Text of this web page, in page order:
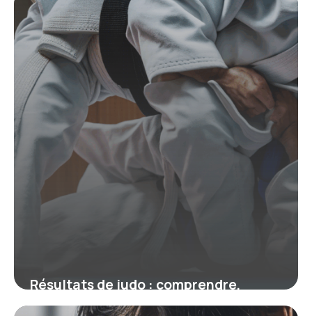
dimensions façonnent votre intérieur
et vos arts martiaux
11 septembre 2025
Résultats de judo : comprendre,
suivre et analyser les performances